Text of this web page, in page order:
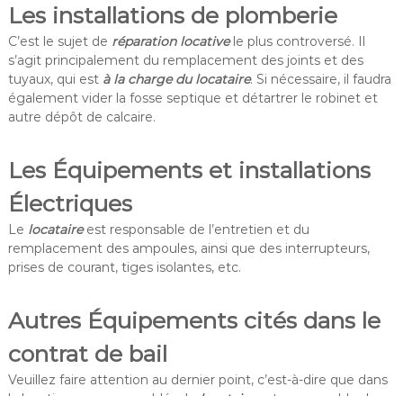
Les installations de plomberie
C’est le sujet de réparation locativele plus controversé. Il
s’agit principalement du remplacement des joints et des
tuyaux, qui est à la charge du locataire. Si nécessaire, il faudra
également vider la fosse septique et détartrer le robinet et
autre dépôt de calcaire.
Les Équipements et installations
Électriques
Le locataireest responsable de l’entretien et du
remplacement des ampoules, ainsi que des interrupteurs,
prises de courant, tiges isolantes, etc.
Autres Équipements cités dans le
contrat de bail
Veuillez faire attention au dernier point, c’est-à-dire que dans